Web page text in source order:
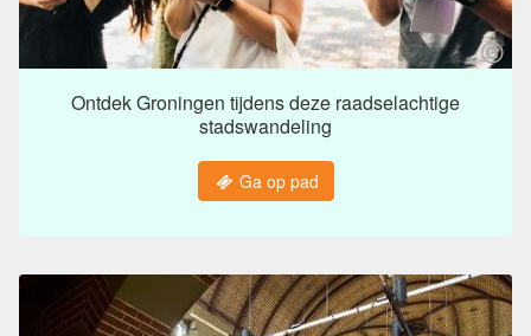
Ontdek Groningen tijdens deze raadselachtige
stadswandeling
Ga op pad